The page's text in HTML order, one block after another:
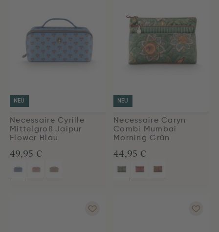
NEU
Necessaire Cyrille
Mittelgroß Jaipur
Flower Blau
49,95 €
NEU
Necessaire Caryn
Combi Mumbai
Morning Grün
44,95 €